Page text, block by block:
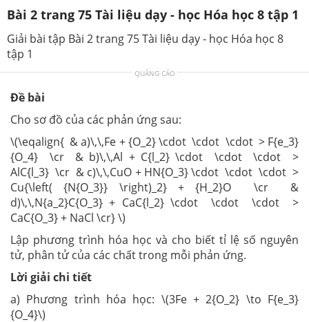
Bài 2 trang 75 Tài liệu dạy - học Hóa học 8 tập 1
Giải bài tập Bài 2 trang 75 Tài liệu dạy - học Hóa học 8
tập 1
QUẢNG CÁO
Đề bài
Cho sơ đồ của các phản ứng sau:
\(\eqalign{ & a)\,\,Fe + {O_2} \cdot \cdot \cdot > F{e_3}
{O_4} \cr & b)\,\,Al + C{l_2} \cdot \cdot \cdot >
AlC{l_3} \cr & c)\,\,CuO + HN{O_3} \cdot \cdot \cdot >
Cu{\left( {N{O_3}} \right)_2} + {H_2}O \cr &
d)\,\,N{a_2}C{O_3} + CaC{l_2} \cdot \cdot \cdot >
CaC{O_3} + NaCl \cr} \)
Lập phương trình hóa học và cho biết tỉ lệ số nguyên
tử, phân tử của các chất trong mỗi phản ứng.
Lời giải chi tiết
a) Phương trình hóa học: \(3Fe + 2{O_2} \to F{e_3}
{O_4}\)